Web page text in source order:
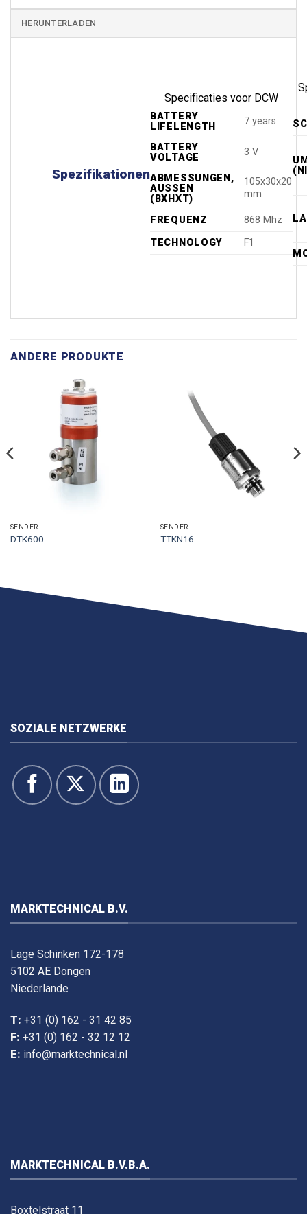
HERUNTERLADEN
Spezifikationen
Specificaties voor DCW
BATTERY
LIFELENGTH
7 years
BATTERY
VOLTAGE
3 V
ABMESSUNGEN,
AUSSEN (
BXHXT)
105x30x20
mm
FREQUENZ
868 Mhz
TECHNOLOGY
F1
ANDERE PRODUKTE
SENDER
DTK600
SENDER
TTKN16
SOZIALE NETZWERKE
MARKTECHNICAL B.V.
Lage Schinken 172-178
5102 AE Dongen
Niederlande
T: +31 (0) 162 - 31 42 85
F: +31 (0) 162 - 32 12 12
E: info@marktechnical.nl
MARKTECHNICAL B.V.B.A.
Boxtelstraat 11